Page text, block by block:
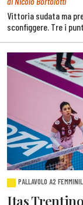
Vittoria sudata ma
sconfiggere. Tre i
PALLAVOLO A2
Itas